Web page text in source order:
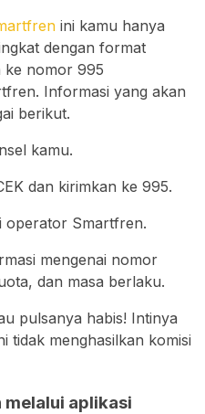
ini kamu hanya
dengan format
ke nomor 995
Informasi yang akan
berikut.
kamu.
dan kirimkan ke 995.
operator Smartfren.
mengenai nomor
dan masa berlaku.
pulsanya habis! Intinya
tidak menghasilkan komisi
aplikasi